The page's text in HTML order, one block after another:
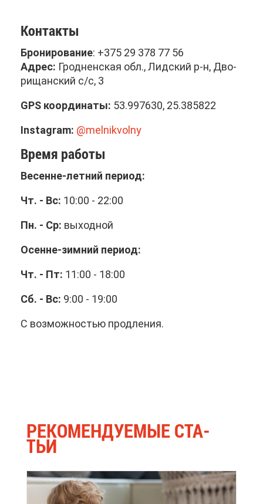
Кон­так­ты
Бро­ни­ро­ва­ние: +375 29 378 77 56
Ад­рес: Грод­нен­ская обл., Лид­ский р-н, Дво­
ри­щан­ский с/с, 3
GPS ко­ор­ди­на­ты: 53.997630, 25.385822
Instagram: @melnikvolny
Вре­мя ра­бо­ты
Ве­сенне-лет­ний пе­ри­од:
Чт. - Вс: 10:00 - 22:00
Пн. - Ср: вы­ход­ной
Осенне-зим­ний пе­ри­од:
Чт. - Пт: 11:00 - 18:00
Сб. - Вс: 9:00 - 19:00
С воз­мож­но­стью про­дле­ния.
РЕ­КО­МЕН­ДУ­Е­МЫЕ СТА­
ТЬИ